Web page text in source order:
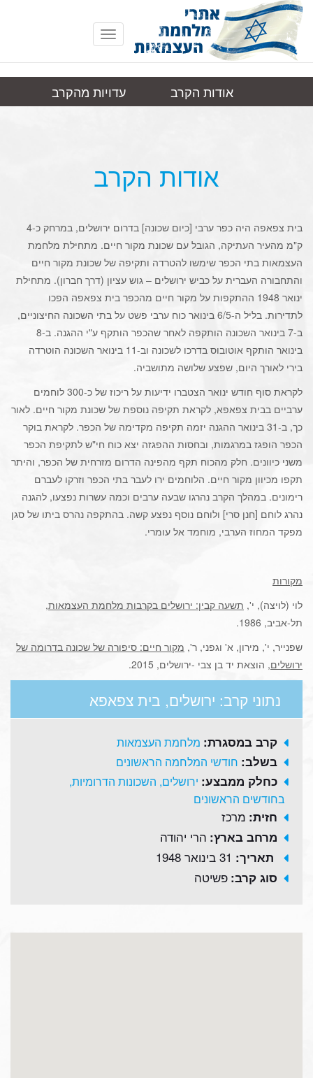
Toggle
navigation
ירושלים, בית
אודות הקרב
עדויות מהקרב
אודות הקרב
בית צפאפה היה כפר ערבי [כיום שכונה] בדרום ירושלים, במרחק כ-4
ק"מ מהעיר העתיקה, הגובל עם שכונת מקור חיים. מתחילת מלחמת
העצמאות בתי הכפר שימשו להטרדה ותקיפה של שכונת מקור חיים
והתחבורה העברית על כביש ירושלים – גוש עציון (דרך חברון). מתחילת
ינואר 1948 ההתקפות על מקור חיים מהכפר בית צפאפה הפכו
לתדירות. בליל ה-6/5 בינואר כוח ערבי פשט על בתי השכונה החיצוניים,
ב-7 בינואר השכונה הותקפה לאחר שהכפר הותקף ע"י ההגנה. ב-8
בינואר הותקף אוטובוס בדרכו לשכונה וב-11 בינואר השכונה הוטרדה
בירי לאורך היום, שפצע שלושה מתושביה.
לקראת סוף חודש ינואר הצטברו ידיעות על ריכוז של כ-300 לוחמים
ערביים בבית צפאפא, לקראת תקיפה נוספת של שכונת מקור חיים. לאור
כך, ב-31 בינואר ההגנה יזמה תקיפה מקדימה של הכפר. לקראת בוקר
הכפר הופגז במרגמות, ובחסות ההפגזה יצא כוח חי"ש לתקיפת הכפר
משני כיוונים. חלק מהכוח תקף מהפינה הדרום מזרחית של הכפר, והיתר
תקפו מכיוון מקור חיים. הלוחמים ירו לעבר בתי הכפר וזרקו לעברם
רימונים. במהלך הקרב נהרגו שבעה ערבים וכמה עשרות נפצעו, להגנה
נהרג לוחם [חנן סרי] ולוחם נוסף נפצע קשה. בהתקפה נהרס ביתו של סגן
מפקד המחוז הערבי, מוחמד אל עומרי.
מקורות
לוי (לויצה), י', תשעה קבין: ירושלים בקרבות מלחמת העצמאות,
תל-אביב, 1986.
שפנייר, י', מירון, א' וגפני, ר', מקור חיים: סיפורה של שכונה בדרומה של
ירושלים, הוצאת יד בן צבי -ירושלים, 2015.
נתוני קרב: ירושלים, בית צפאפא
קרב במסגרת: מלחמת העצמאות
בשלב: חודשי המלחמה הראשונים
כחלק ממבצע: ירושלים, השכונות הדרומיות,
בחודשים הראשונים
חזית: מרכז
מרחב בארץ: הרי יהודה
תאריך: 31 בינואר 1948
סוג קרב: פשיטה